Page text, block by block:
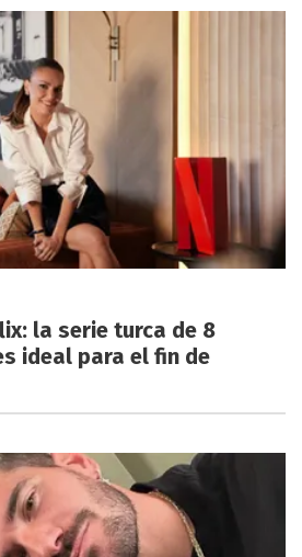
la serie turca de 8
ideal para el fin de